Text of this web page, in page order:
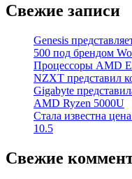
Свежие записи
Genesis
500 под брендом
Процессоры AMD
NZXT представил
Gigabyte
AMD Ryzen 5000U
Стала известна
10.5
Свежие